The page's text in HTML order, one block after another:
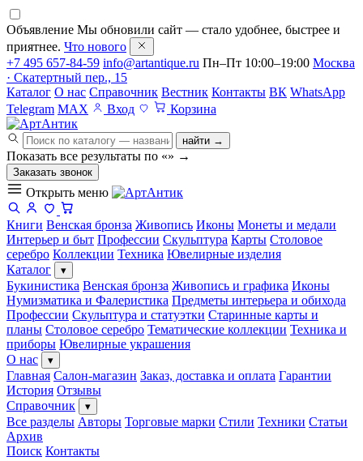
Объявление Мы обновили сайт — стало удобнее, быстрее и
приятнее. Что нового
+7 495 657-84-59 info@artantique.ru Пн–Пт 10:00–19:00 Москва
· Скатертный пер., 15
Каталог О нас Справочник Вестник Контакты ВК WhatsApp
Telegram MAX Вход Корзина
найти →
Показать все результаты по «» →
Заказать звонок
Открыть меню
Книги Венская бронза Живопись Иконы Монеты и медали
Интерьер и быт Профессии Скульптура Карты Столовое
серебро Коллекции Техника Ювелирные изделия
Каталог
▾
Букинистика Венская бронза Живопись и графика Иконы
Нумизматика и Фалеристика Предметы интерьера и обихода
Профессии Скульптура и статуэтки Старинные карты и
планы Столовое серебро Тематические коллекции Техника и
приборы Ювелирные украшения
О нас
▾
Главная Салон-магазин Заказ, доставка и оплата Гарантии
История Отзывы
Справочник
▾
Все разделы Авторы Торговые марки Стили Техники Статьи
Архив
Поиск Контакты